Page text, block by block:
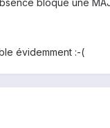
bloque une
évidemment :-(